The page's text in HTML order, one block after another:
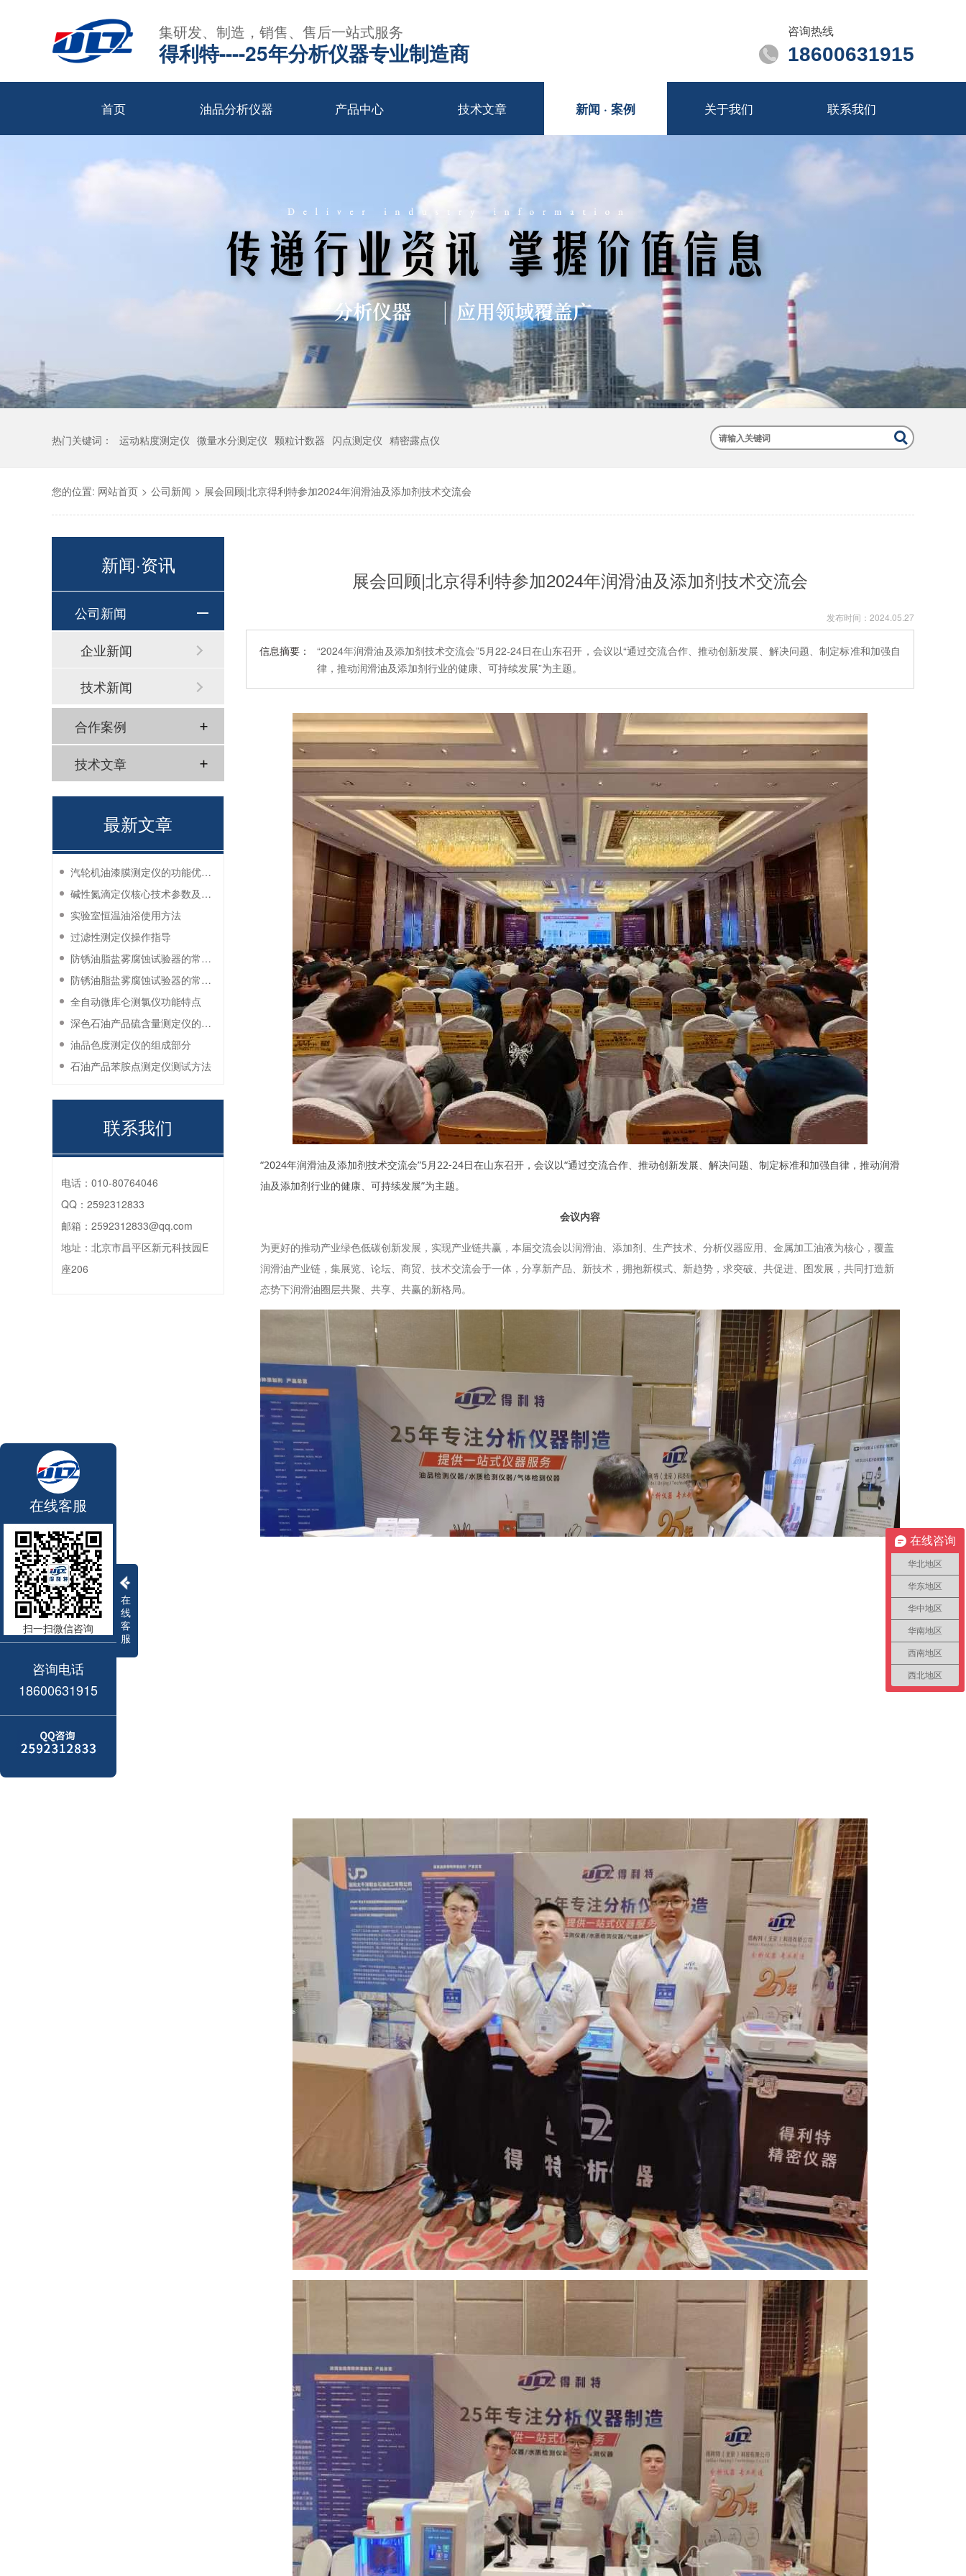
集研发、制造，销售、售后一站式服务
得利特----25年分析仪器专业制造商
咨询热线
18600631915
首页 油品分析仪器 产品中心 技术文章 新闻 · 案例 关于我们 联系我们
热门关键词： 运动粘度测定仪 微量水分测定仪 颗粒计数器 闪点测定仪 精密露点仪
您的位置: 网站首页 > 公司新闻 > 展会回顾|北京得利特参加2024年润滑油及添加剂技术交流会
展会回顾|北京得利特参加2024年润滑油及添加剂技术交流会
发布时间： 2024.05.27
信息摘要：
“2024年润滑油及添加剂技术交流会”5月22-24日在山东召开，会议以“通过交流合作、推动创新发展、解决问题、制定标准和加强自
律，推动润滑油及添加剂行业的健康、可持续发展”为主题。
“2024年润滑油及添加剂技术交流会”5月22-24日在山东召开，会议以“通过交流合作、推动创新发展、解决问题、制定标准和加强自律，推动润滑
油及添加剂行业的健康、可持续发展”为主题。
会议内容
为更好的推动产业绿色低碳创新发展，实现产业链共赢，本届交流会以润滑油、添加剂、生产技术、分析仪器应用、金属加工油液为核心，覆盖
润滑油产业链，集展览、论坛、商贸、技术交流会于一体，分享新产品、新技术，拥抱新模式、新趋势，求突破、共促进、图发展，共同打造新
态势下润滑油圈层共聚、共享、共赢的新格局。
新闻·资讯
公司新闻
企业新闻
技术新闻
合作案例
技术文章
最新文章
汽轮机油漆膜测定仪的功能优势有哪些？
碱性氮滴定仪核心技术参数及应用说明
实验室恒温油浴使用方法
过滤性测定仪操作指导
防锈油脂盐雾腐蚀试验器的常见故障与解决方法
防锈油脂盐雾腐蚀试验器的常见故障与解决方法
全自动微库仑测氯仪功能特点
深色石油产品硫含量测定仪的工作环境要求
油品色度测定仪的组成部分
石油产品苯胺点测定仪测试方法
联系我们
电话： 010-80764046
QQ： 2592312833
邮箱： 2592312833@qq.com
地址： 北京市昌平区新元科技园E
座206
在
线
客
服
在线客服
扫一扫微信咨询
咨询电话
18600631915
在线咨询
华北地区
华东地区
华中地区
华南地区
西南地区
西北地区